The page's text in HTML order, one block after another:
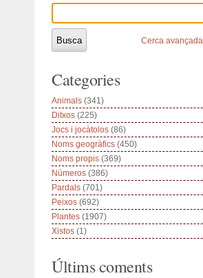
Cerca avançada
Categories
Animals (341)
Ditxos (225)
Jocs i jocàtolos (86)
Noms geogràfics (450)
Noms propis (369)
Números (386)
Pardals (701)
Peixos (692)
Plantes (1907)
Xistos (1)
Últims coments